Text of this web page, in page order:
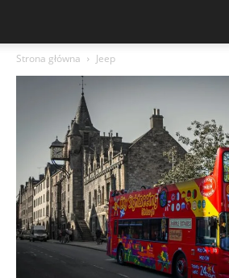
Strona główna Jeep